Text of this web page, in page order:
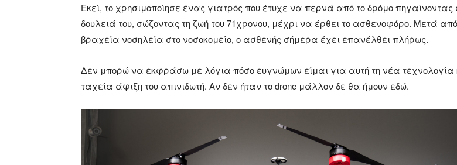
Εκεί, το χρησιμοποίησε ένας γιατρός που έτυχε να περνά από το δρόμο πηγαίνοντας
δουλειά του, σώζοντας τη ζωή του 71χρονου, μέχρι να έρθει το ασθενοφόρο. Μετά
βραχεία νοσηλεία στο νοσοκομείο, ο ασθενής σήμερα έχει επανέλθει πλήρως.
Δεν μπορώ να εκφράσω με λόγια πόσο ευγνώμων είμαι για αυτή τη νέα τεχνολογία
ταχεία άφιξη του απινιδωτή. Αν δεν ήταν το drone μάλλον δε θα ήμουν εδώ.